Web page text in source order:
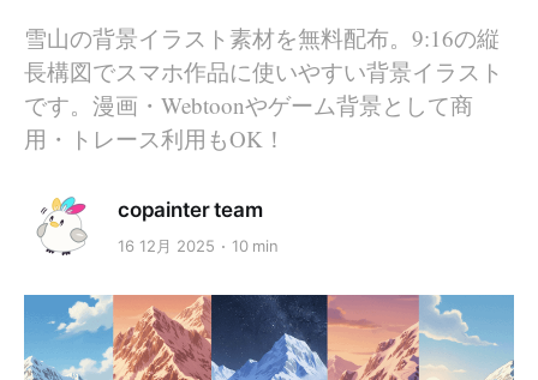
雪山の背景イラスト素材を無料配布。9:16の縦
長構図でスマホ作品に使いやすい背景イラスト
です。漫画・Webtoonやゲーム背景として商
用・トレース利用もOK！
copainter team
16 12月 2025 10 min